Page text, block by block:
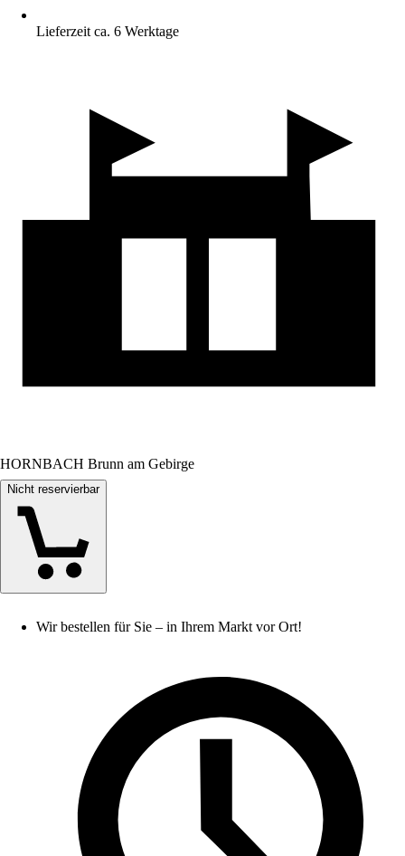
Lieferzeit ca. 6 Werktage
HORNBACH Brunn am Gebirge
Nicht reservierbar
Wir bestellen für Sie – in Ihrem Markt vor Ort!